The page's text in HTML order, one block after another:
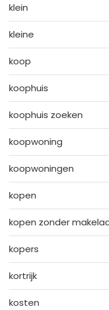
klein
kleine
koop
koophuis
koophuis zoeken
koopwoning
koopwoningen
kopen
kopen zonder
kopers
kortrijk
kosten